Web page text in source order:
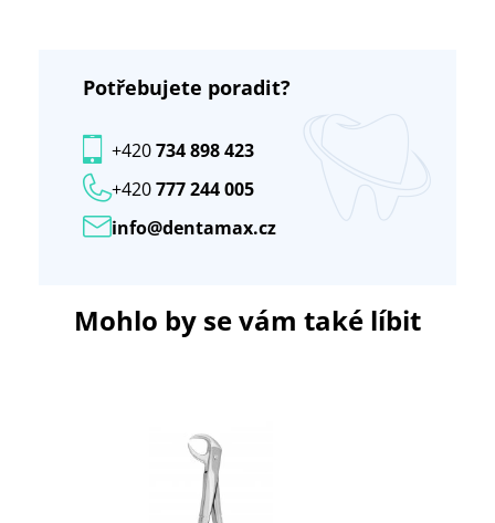
Potřebujete poradit?
info@dentamax.cz
+420777 244 005
+420734 898 423
Mohlo by se vám také líbit